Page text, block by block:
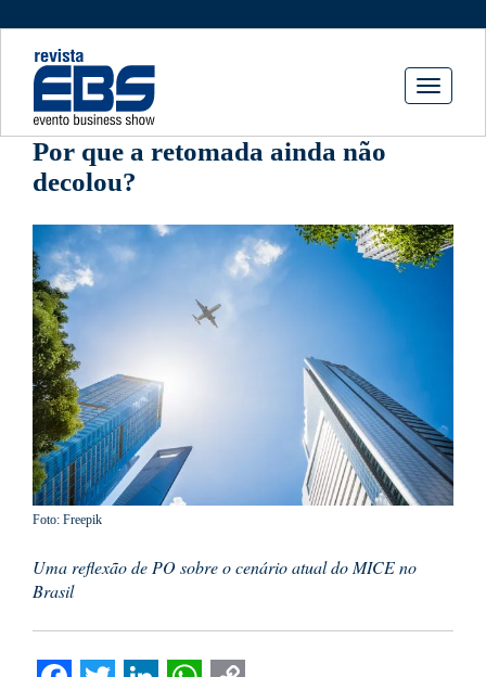
Toggle
Por que a retomada ainda não
decolou?
Foto: Freepik
Uma reflexão de PO sobre o cenário atual do MICE no
Brasil